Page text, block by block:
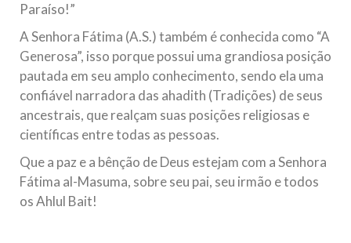
Paraíso!”
A Senhora Fátima (A.S.) também é conhecida como “A
Generosa”, isso porque possui uma grandiosa posição
pautada em seu amplo conhecimento, sendo ela uma
confiável narradora das ahadith (Tradições) de seus
ancestrais, que realçam suas posições religiosas e
científicas entre todas as pessoas.
Que a paz e a bênção de Deus estejam com a Senhora
Fátima al-Masuma, sobre seu pai, seu irmão e todos
os Ahlul Bait!